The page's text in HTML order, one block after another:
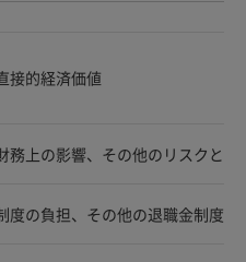
接的経済価値
務上の影響、その他のリスクと機
度の負担、その他の退職金制度